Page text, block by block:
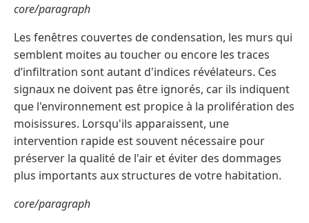
core/paragraph
Les fenêtres couvertes de condensation, les murs qui
semblent moites au toucher ou encore les traces
d’infiltration sont autant d'indices révélateurs. Ces
signaux ne doivent pas être ignorés, car ils indiquent
que l'environnement est propice à la prolifération des
moisissures. Lorsqu'ils apparaissent, une
intervention rapide est souvent nécessaire pour
préserver la qualité de l'air et éviter des dommages
plus importants aux structures de votre habitation.
core/paragraph